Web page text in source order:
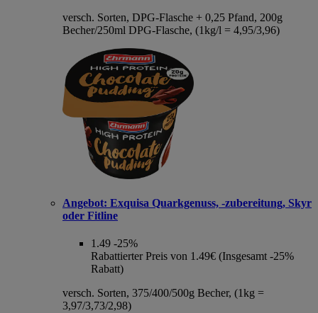
versch. Sorten, DPG-Flasche + 0,25 Pfand, 200g
Becher/250ml DPG-Flasche, (1kg/l = 4,95/3,96)
Angebot: Exquisa Quarkgenuss, -zubereitung, Skyr
oder Fitline
1.49 -25%
Rabattierter Preis von 1.49€ (Insgesamt -25%
Rabatt)
versch. Sorten, 375/400/500g Becher, (1kg =
3,97/3,73/2,98)